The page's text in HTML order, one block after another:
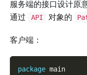
服务端的接口设计原
通过
API 对象的
客户端：
package main